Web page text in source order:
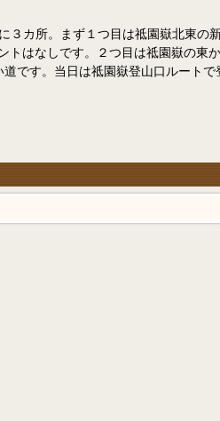
カ所。まず１つ目は祗園嶽北東の
はなしです。２つ目は祗園嶽の東
です。当日は祗園嶽登山口ルート